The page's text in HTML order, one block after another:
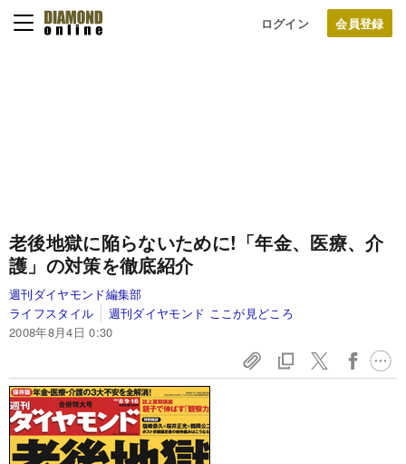
ログイン
老後地獄に陥らないために! 「年金、医療、介
護」の対策を徹底紹介
週刊ダイヤモンド編集部
ライフスタイル
週刊ダイヤモンド ここが見どころ
2008年8月4日 0:30